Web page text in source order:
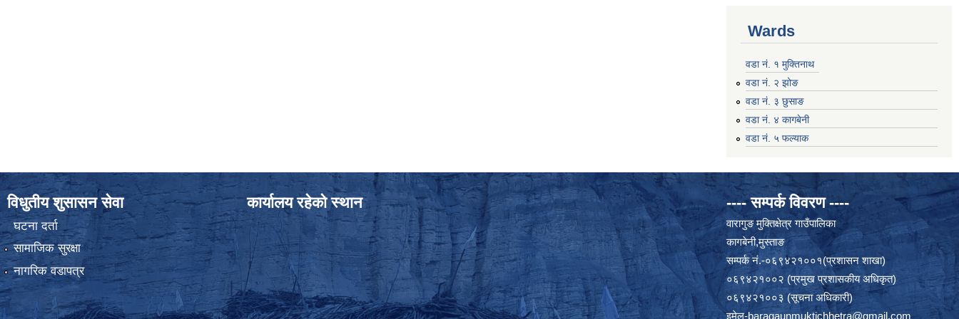
Wards
वडा नं. १ मुक्तिनाथ
वडा नं. २ झोङ
वडा नं. ३ छुसाङ
वडा नं. ४ कागबेनी
वडा नं. ५ फल्याक
विधुतीय शुसासन सेवा
घटना दर्ता
सामाजिक सुरक्षा
नागरिक वडापत्र
कार्यालय रहेको स्थान ---- सम्पर्क विवरण ----
वारागुङ मुक्तिक्षेत्र गाउँपालिका
कागबेनी,मुस्ताङ
सम्पर्क नं.-०६९४२१००१(प्रशासन शाखा)
०६९४२१००२ (प्रमुख प्रशासकीय अधिकृत)
०६९४२१००३ (सूचना अधिकारी)
इमेल-baragaunmuktichhetra@gmail.com